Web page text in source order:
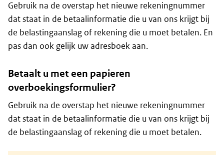
Gebruik na de overstap het nieuwe rekeningnummer
dat staat in de betaalinformatie die u van ons krijgt bij
de belastingaanslag of rekening die u moet betalen. En
pas dan ook gelijk uw adresboek aan.
Betaalt u met een papieren
overboekingsformulier?
Gebruik na de overstap het nieuwe rekeningnummer
dat staat in de betaalinformatie die u van ons krijgt bij
de belastingaanslag of rekening die u moet betalen.